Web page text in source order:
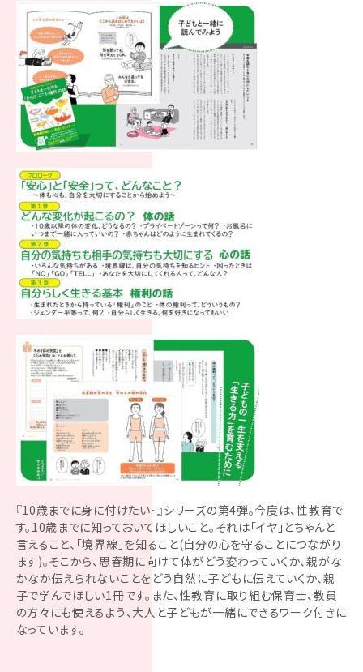
『10歳までに身に付けたい~』シリーズの第4弾。今度は、性教育で
す。10歳までに知っておいてほしいこと。それは「イヤ」とちゃんと
言えること、「境界線」を知ること(自分の心を守ることにつながり
ます)。そこから、思春期に向けて体がどう変わっていくか、親がな
かなか伝えられないことをどう自然に子どもに伝えていくか、親
子で学んでほしい1冊です。また、性教育に取り組む保育士、教員
の方々にも使えるよう、大人と子どもが一緒にできるワーク付きに
なっています。